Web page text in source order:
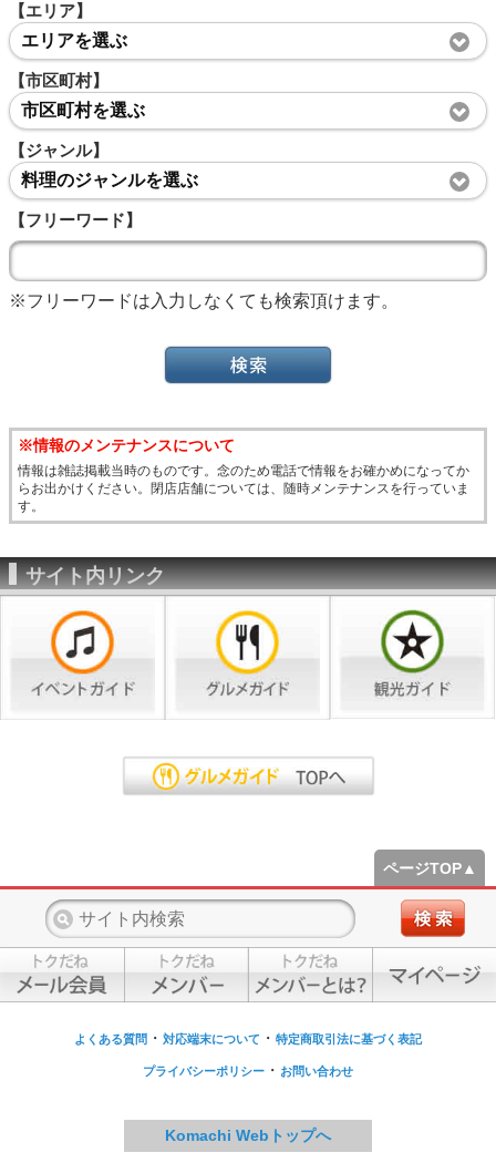
【エリア】
エリアを選ぶ
【市区町村】
市区町村を選ぶ
【ジャンル】
料理のジャンルを選ぶ
【フリーワード】
※フリーワードは入力しなくても検索頂けます。
※情報のメンテナンスについて
情報は雑誌掲載当時のものです。念のため電話で情報をお確かめになってか
らお出かけください。閉店店舗については、随時メンテナンスを行っていま
す。
サイト内リンク
ページTOP▲
よくある質問 ・ 対応端末について ・ 特定商取引法に基づく表記
プライバシーポリシー ・ お問い合わせ
Komachi Webトップへ